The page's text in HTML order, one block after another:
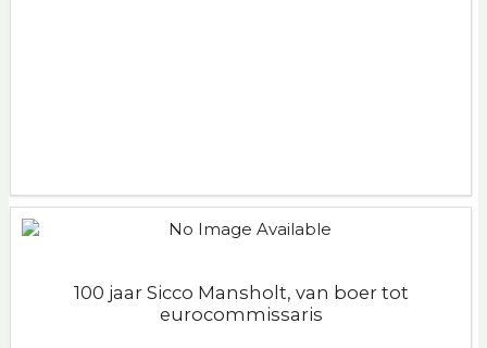
100 jaar Sicco Mansholt, van boer tot
eurocommissaris